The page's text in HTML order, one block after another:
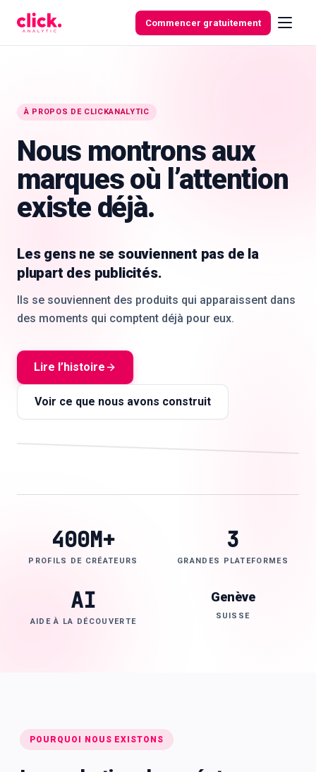
Commencer gratuitement
Fonctionnalités
Outils
FR
À PROPOS DE CLICKANALYTIC
Nous montrons aux
marques où l’attention
existe déjà.
Les gens ne se souviennent pas de la
plupart des publicités.
Ils se souviennent des produits qui apparaissent dans
des moments qui comptent déjà pour eux.
Lire l’histoire
Voir ce que nous avons construit
IG TT
YT AI
Nœuds de créateurs, clusters d’audience,
adéquation produit, signaux de localisation et
qualité d’engagement dans une seule couche de
décision.
400M+
PROFILS DE CRÉATEURS
3
GRANDES PLATEFORMES
AI
AIDE À LA DÉCOUVERTE
Genève
SUISSE
POURQUOI NOUS EXISTONS